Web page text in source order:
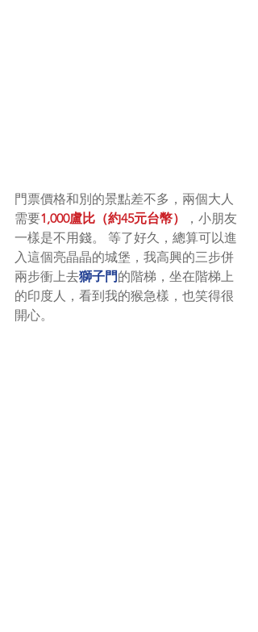
門票價格和別的景點差不多，兩個大人
需要1,000盧比（約45元台幣）
，小朋友
一樣是不用錢。 等了好久，總算可以進
入這個亮晶晶的城堡，我高興的三步併
兩步衝上去獅子門的階梯，坐在階梯上
的印度人，看到我的猴急樣，也笑得很
開心。